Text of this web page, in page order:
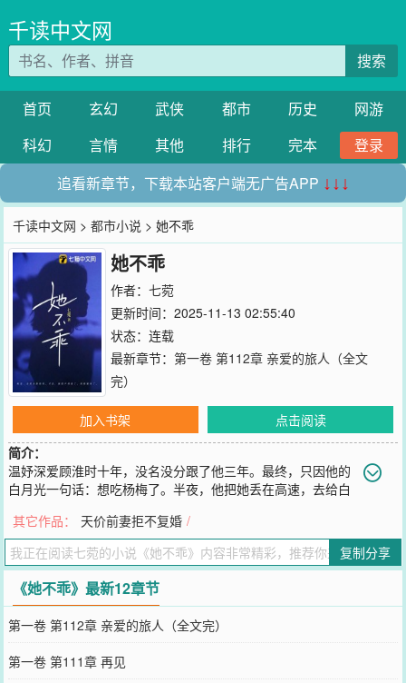
千读中文网
搜索
首页 玄幻 武侠 都市 历史
网游
科幻
言情 其他 排行 完本
登录
追看新章节，下载本站客户端无广告APP ↓↓↓
千读中文网 >都市小说 > 她不乖
她不乖
作者： 七菀
更新时间：2025-11-13 02:55:40
状态：连载
最新章节： 第一卷 第112章 亲爱的旅人（全文
完）
加入书架
点击阅读
简介：
温妤深爱顾淮时十年，没名没分跟了他三年。最终，只因他的
白月光一句话：想吃杨梅了。半夜，他把她丢在高速，去给白
她果断止损，转身相亲订婚，远离他。订婚宴。他却将她抵在墙角，
语气冰冷，“嫁人，我同意了？”
您要是觉得《她不乖》还不错的话请不要忘记向您QQ群和微博微信里
的朋友推荐哦！
其它作品： 天价前妻拒不复婚 /
复制分享
《她不乖》最新12章节
第一卷 第112章 亲爱的旅人（全文完）
第一卷 第111章 再见